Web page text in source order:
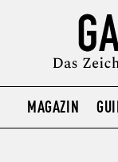
MAGAZIN